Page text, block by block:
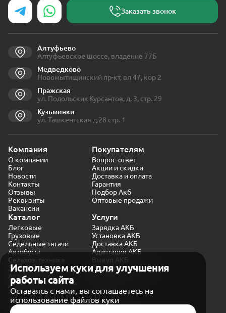
Используем куки для улучшения
работы сайта
Оставаясь с нами, вы соглашаетесь на
использование файлов куки
Заказать звонок
Алтуфьево
Алтуфьевское шоссе, владение 77Б
Медведково
Новомытищинский пр-кт, вл 47, кор 2
Пражская
ул. Подольских Курсантов, д. 3, стр. 29
Кузьминки
ул. Ташкентская д.28 стр. 1
Компания
О компании
Блог
Новости
Контакты
Отзывы
Реквизиты
Вакансии
Покупателям
Вопрос-ответ
Акции и скидки
Доставка и оплата
Гарантия
Подбор Акб
Оптовые продажи
Каталог
Легковые
Грузовые
Седельные тягачи
Автобусы
Сельхоз. техника
Экскаваторы
Автокраны
Услуги
Зарядка АКБ
Установка АКБ
Доставка АКБ
Адаптация АКБ
Выкуп АКБ
Проверка генератора
Политика конфиденциальности
Обработка персональных данных
Согласие на обработку в «Яндекс.Метрика»
Карта сайта